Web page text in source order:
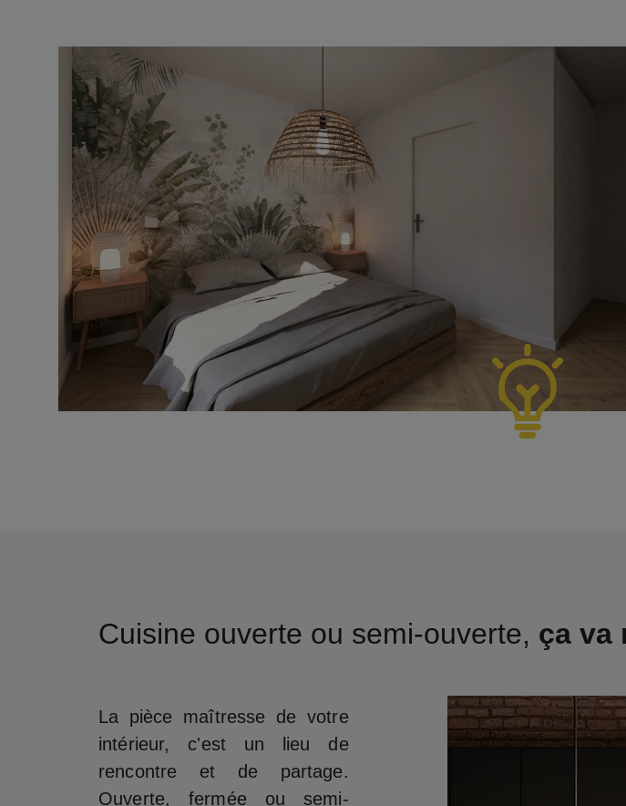
Cuisine ouverte ou semi-ouverte, ça va
La pièce maîtresse de votre
intérieur, c'est un lieu de
rencontre et de partage.
Ouverte, fermée ou semi-